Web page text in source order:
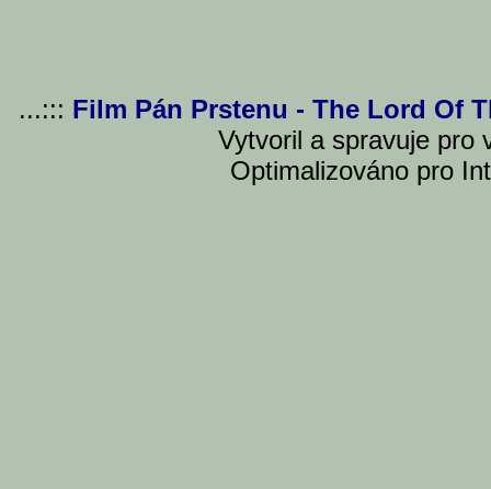
...::: Film Pán Prstenu - The Lord Of
Vytvoril a spravuje pro
Optimalizováno pro